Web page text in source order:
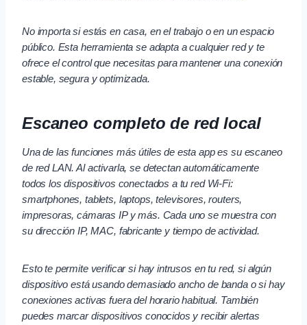
No importa si estás en casa, en el trabajo o en un espacio
público. Esta herramienta se adapta a cualquier red y te
ofrece el control que necesitas para mantener una conexión
estable, segura y optimizada.
Escaneo completo de red local
Una de las funciones más útiles de esta app es su escaneo
de red LAN. Al activarla, se detectan automáticamente
todos los dispositivos conectados a tu red Wi-Fi:
smartphones, tablets, laptops, televisores, routers,
impresoras, cámaras IP y más. Cada uno se muestra con
su dirección IP, MAC, fabricante y tiempo de actividad.
Esto te permite verificar si hay intrusos en tu red, si algún
dispositivo está usando demasiado ancho de banda o si hay
conexiones activas fuera del horario habitual. También
puedes marcar dispositivos conocidos y recibir alertas